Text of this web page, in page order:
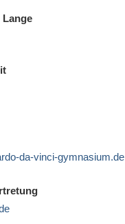
Lange
da-vinci-gymnasium.de